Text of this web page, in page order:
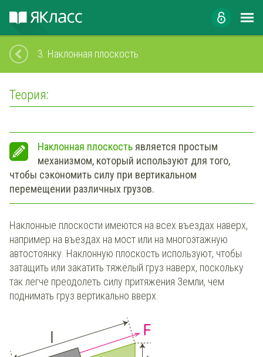
3. Наклонная плоскость
Теория:
Наклонная плоскость является простым
механизмом, который используют для того,
чтобы сэкономить силу при вертикальном
перемещении различных грузов.
Наклонные плоскости имеются на всех въездах наверх,
например на въездах на мост или на многоэтажную
автостоянку. Наклонную плоскость используют, чтобы
затащить или закатить тяжёлый груз наверх, поскольку
так легче преодолеть силу притяжения Земли, чем
поднимать груз вертикально вверх.